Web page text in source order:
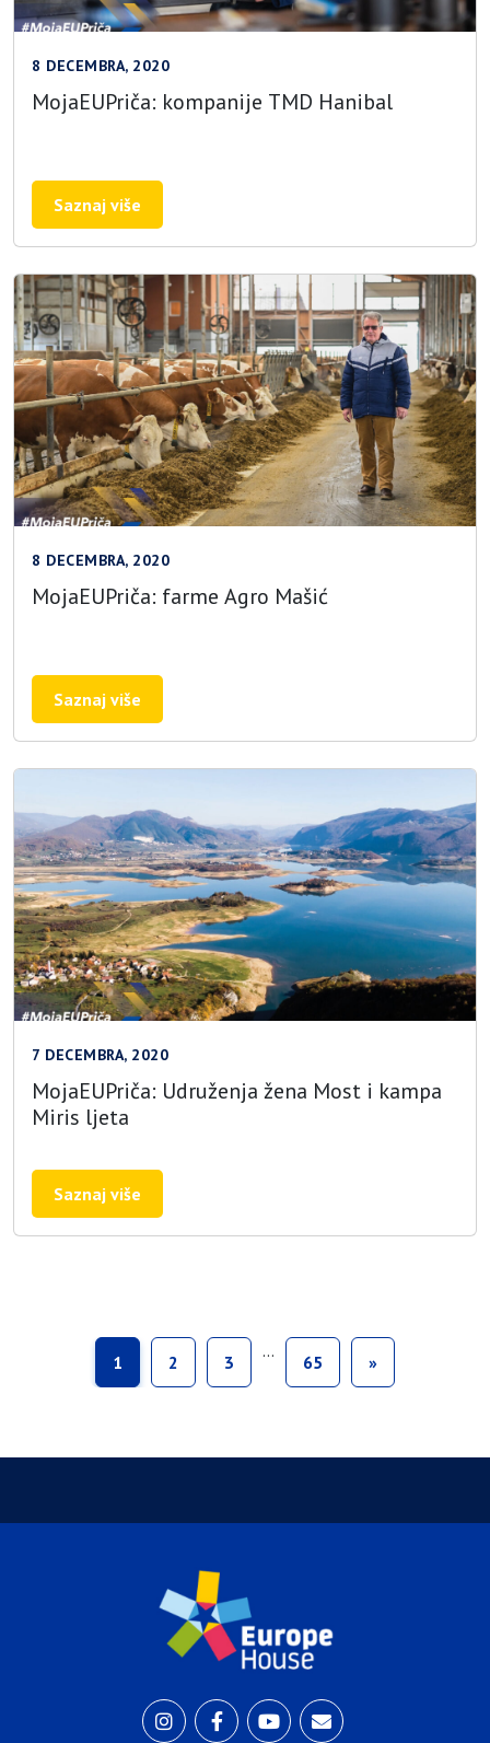
8 DECEMBRA, 2020
MojaEUPriča: kompanije TMD Hanibal
Saznaj više
8 DECEMBRA, 2020
MojaEUPriča: farme Agro Mašić
Saznaj više
7 DECEMBRA, 2020
MojaEUPriča: Udruženja žena Most i kampa
Miris ljeta
Saznaj više
1 2 3
…
65 »